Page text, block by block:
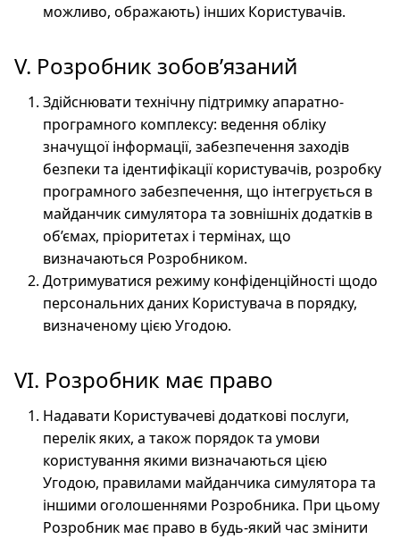
можливо, ображають) інших Користувачів.
V. Розробник зобов’язаний
Здійснювати технічну підтримку апаратно-
програмного комплексу: ведення обліку
значущої інформації, забезпечення заходів
безпеки та ідентифікації користувачів, розробку
програмного забезпечення, що інтегрується в
майданчик симулятора та зовнішніх додатків в
об’ємах, пріоритетах і термінах, що
визначаються Розробником.
Дотримуватися режиму конфіденційності щодо
персональних даних Користувача в порядку,
визначеному цією Угодою.
VI. Розробник має право
Надавати Користувачеві додаткові послуги,
перелік яких, а також порядок та умови
користування якими визначаються цією
Угодою, правилами майданчика симулятора та
іншими оголошеннями Розробника. При цьому
Розробник має право в будь-який час змінити